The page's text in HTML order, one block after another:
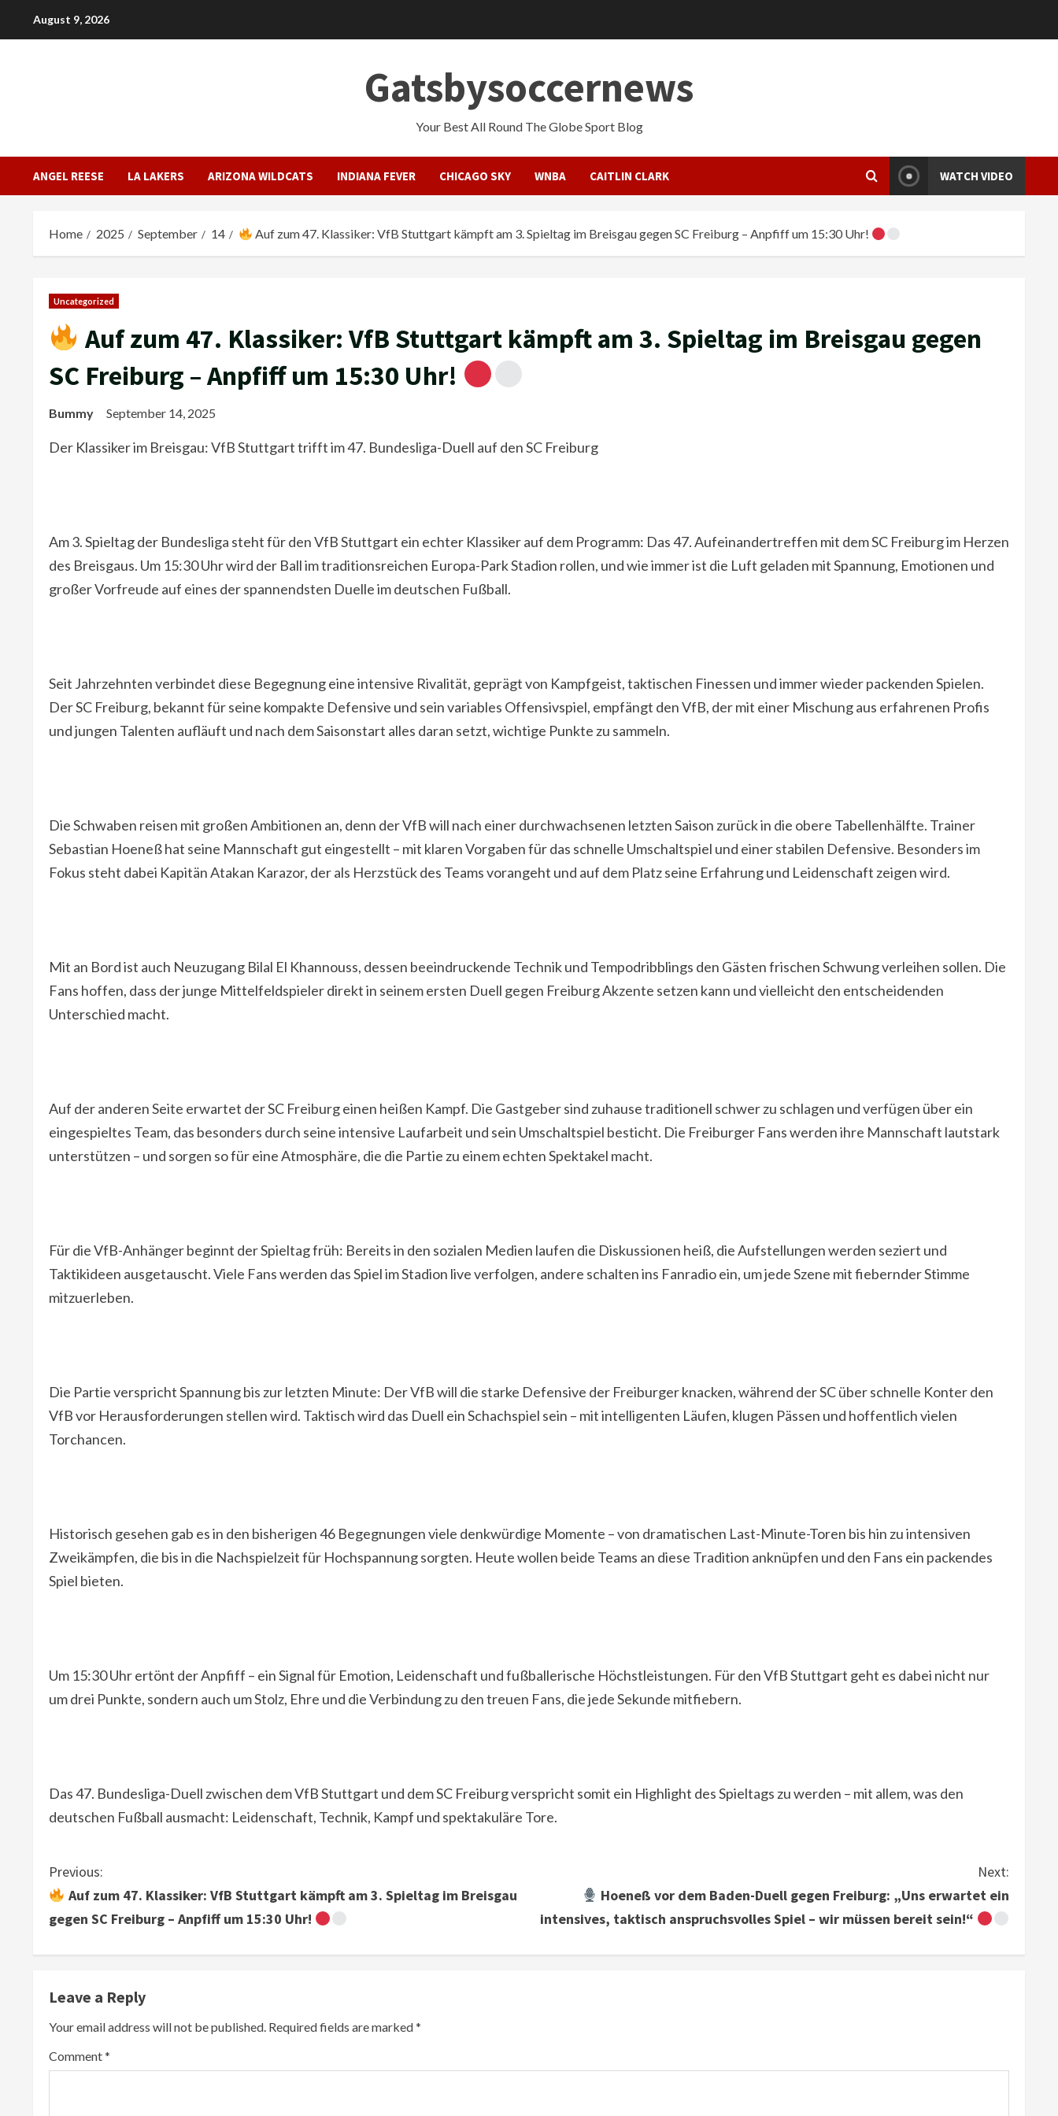
August 9, 2026
Gatsbysoccernews
Your Best All Round The Globe Sport Blog
ANGEL REESE LA LAKERS ARIZONA WILDCATS INDIANA FEVER CHICAGO SKY WNBA CAITLIN CLARK WATCH VIDEO
Home 2025 September 14 Auf zum 47. Klassiker: VfB Stuttgart kämpft am 3. Spieltag im Breisgau gegen SC Freiburg – Anpfiff um 15:30 Uhr!
Uncategorized
Auf zum 47. Klassiker: VfB Stuttgart kämpft am 3. Spieltag im Breisgau gegen
SC Freiburg – Anpfiff um 15:30 Uhr!
Bummy September 14, 2025
Der Klassiker im Breisgau: VfB Stuttgart trifft im 47. Bundesliga-Duell auf den SC Freiburg
Am 3. Spieltag der Bundesliga steht für den VfB Stuttgart ein echter Klassiker auf dem Programm: Das 47. Aufeinandertreffen mit dem SC Freiburg im Herzen
des Breisgaus. Um 15:30 Uhr wird der Ball im traditionsreichen Europa-Park Stadion rollen, und wie immer ist die Luft geladen mit Spannung, Emotionen und
großer Vorfreude auf eines der spannendsten Duelle im deutschen Fußball.
Seit Jahrzehnten verbindet diese Begegnung eine intensive Rivalität, geprägt von Kampfgeist, taktischen Finessen und immer wieder packenden Spielen.
Der SC Freiburg, bekannt für seine kompakte Defensive und sein variables Offensivspiel, empfängt den VfB, der mit einer Mischung aus erfahrenen Profis
und jungen Talenten aufläuft und nach dem Saisonstart alles daran setzt, wichtige Punkte zu sammeln.
Die Schwaben reisen mit großen Ambitionen an, denn der VfB will nach einer durchwachsenen letzten Saison zurück in die obere Tabellenhälfte. Trainer
Sebastian Hoeneß hat seine Mannschaft gut eingestellt – mit klaren Vorgaben für das schnelle Umschaltspiel und einer stabilen Defensive. Besonders im
Fokus steht dabei Kapitän Atakan Karazor, der als Herzstück des Teams vorangeht und auf dem Platz seine Erfahrung und Leidenschaft zeigen wird.
Mit an Bord ist auch Neuzugang Bilal El Khannouss, dessen beeindruckende Technik und Tempodribblings den Gästen frischen Schwung verleihen sollen. Die
Fans hoffen, dass der junge Mittelfeldspieler direkt in seinem ersten Duell gegen Freiburg Akzente setzen kann und vielleicht den entscheidenden
Unterschied macht.
Auf der anderen Seite erwartet der SC Freiburg einen heißen Kampf. Die Gastgeber sind zuhause traditionell schwer zu schlagen und verfügen über ein
eingespieltes Team, das besonders durch seine intensive Laufarbeit und sein Umschaltspiel besticht. Die Freiburger Fans werden ihre Mannschaft lautstark
unterstützen – und sorgen so für eine Atmosphäre, die die Partie zu einem echten Spektakel macht.
Für die VfB-Anhänger beginnt der Spieltag früh: Bereits in den sozialen Medien laufen die Diskussionen heiß, die Aufstellungen werden seziert und
Taktikideen ausgetauscht. Viele Fans werden das Spiel im Stadion live verfolgen, andere schalten ins Fanradio ein, um jede Szene mit fiebernder Stimme
mitzuerleben.
Die Partie verspricht Spannung bis zur letzten Minute: Der VfB will die starke Defensive der Freiburger knacken, während der SC über schnelle Konter den
VfB vor Herausforderungen stellen wird. Taktisch wird das Duell ein Schachspiel sein – mit intelligenten Läufen, klugen Pässen und hoffentlich vielen
Torchancen.
Historisch gesehen gab es in den bisherigen 46 Begegnungen viele denkwürdige Momente – von dramatischen Last-Minute-Toren bis hin zu intensiven
Zweikämpfen, die bis in die Nachspielzeit für Hochspannung sorgten. Heute wollen beide Teams an diese Tradition anknüpfen und den Fans ein packendes
Spiel bieten.
Um 15:30 Uhr ertönt der Anpfiff – ein Signal für Emotion, Leidenschaft und fußballerische Höchstleistungen. Für den VfB Stuttgart geht es dabei nicht nur
um drei Punkte, sondern auch um Stolz, Ehre und die Verbindung zu den treuen Fans, die jede Sekunde mitfiebern.
Das 47. Bundesliga-Duell zwischen dem VfB Stuttgart und dem SC Freiburg verspricht somit ein Highlight des Spieltags zu werden – mit allem, was den
deutschen Fußball ausmacht: Leidenschaft, Technik, Kampf und spektakuläre Tore.
C
o
i
n
u
Previous:
Auf zum 47. Klassiker: VfB Stuttgart kämpft am 3. Spieltag im Breisgau
gegen SC Freiburg – Anpfiff um 15:30 Uhr!
Next:
Hoeneß vor dem Baden-Duell gegen Freiburg: „Uns erwartet ein
intensives, taktisch anspruchsvolles Spiel – wir müssen bereit sein!“
Leave a Reply
Your email address will not be published. Required fields are marked*
Comment*